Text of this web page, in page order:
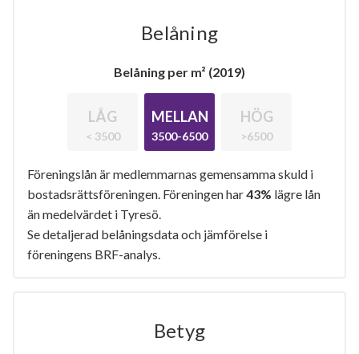
Belåning
Belåning per m² (2019)
LÅG
< 3500
MELLAN
3500-6500
HÖG
>6500
Föreningslån är medlemmarnas gemensamma skuld i
bostadsrättsföreningen. Föreningen har43% lägre lån
än medelvärdet i Tyresö.
Se detaljerad belåningsdata och jämförelse i
föreningens BRF-analys.
Betyg